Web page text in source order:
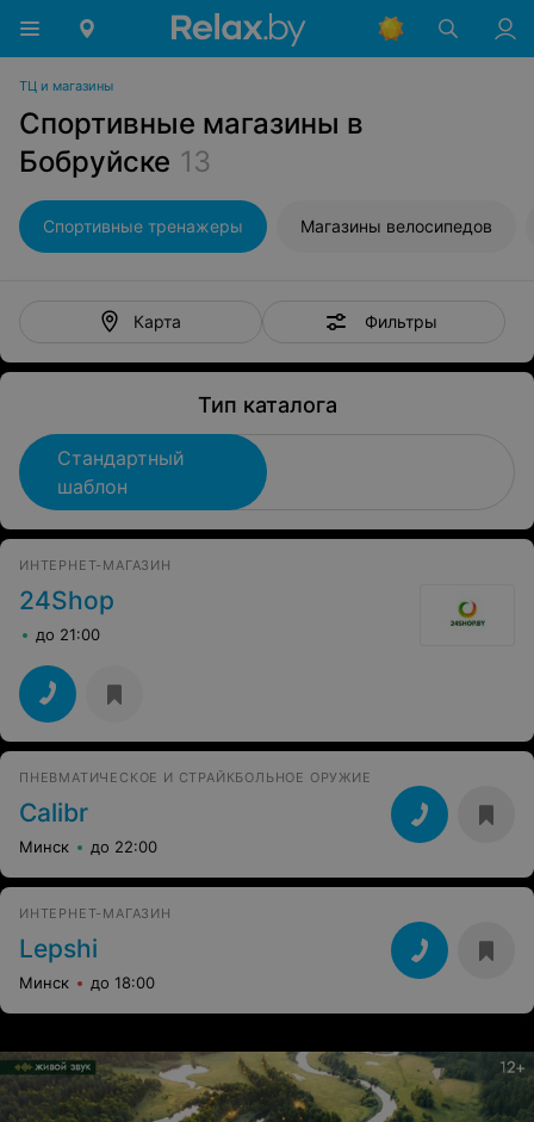
ТЦ и магазины
Спортивные магазины в
Бобруйске 13
Спортивные тренажеры Магазины велосипедов
Карта Фильтры
Тип каталога
Стандартный
шаблон
ИНТЕРНЕТ-МАГАЗИН
24Shop
до 21:00
ПНЕВМАТИЧЕСКОЕ И СТРАЙКБОЛЬНОЕ ОРУЖИЕ
Calibr
Минск до 22:00
ИНТЕРНЕТ-МАГАЗИН
Lepshi
Минск до 18:00